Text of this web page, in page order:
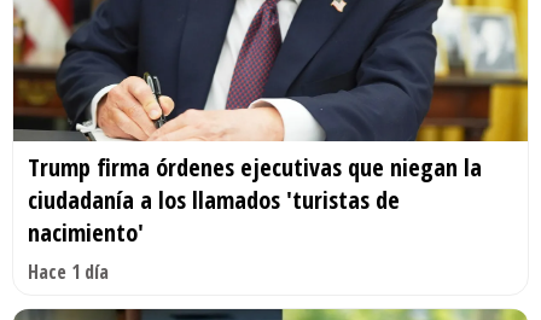
Trump firma órdenes ejecutivas que niegan la
ciudadanía a los llamados 'turistas de
nacimiento'
Hace 1 día